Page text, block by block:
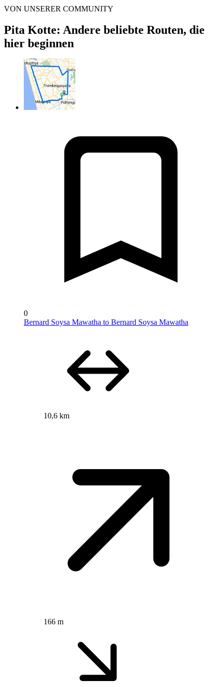
VON UNSERER COMMUNITY
Pita Kotte: Andere beliebte Routen, die
hier beginnen
0
Bernard Soysa Mawatha to Bernard Soysa Mawatha
10,6 km
166 m